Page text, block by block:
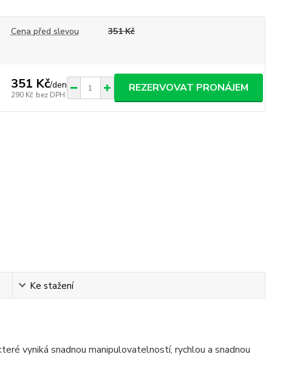
Cena před slevou 351 Kč
351 Kč/den
290 Kč bez DPH
REZERVOVAT PRONÁJEM
Ke stažení
vyniká snadnou manipulovatelností, rychlou a snadnou